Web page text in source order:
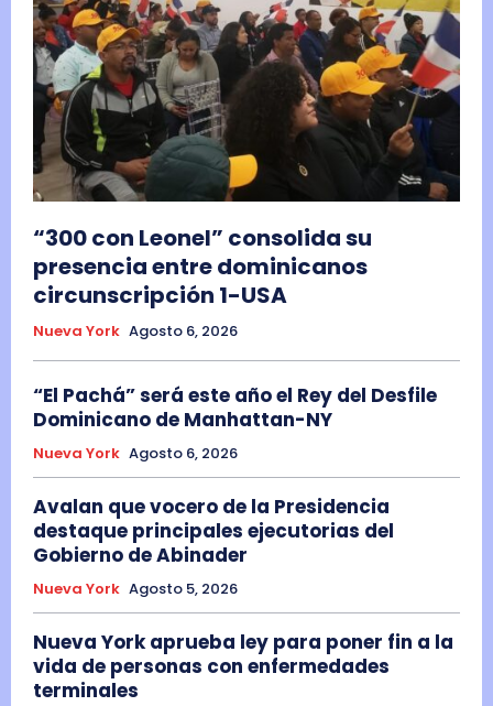
“300 con Leonel” consolida su
presencia entre dominicanos
circunscripción 1-USA
Nueva York Agosto 6, 2026
“El Pachá” será este año el Rey del Desfile
Dominicano de Manhattan-NY
Nueva York Agosto 6, 2026
Avalan que vocero de la Presidencia
destaque principales ejecutorias del
Gobierno de Abinader
Nueva York Agosto 5, 2026
Nueva York aprueba ley para poner fin a la
vida de personas con enfermedades
terminales